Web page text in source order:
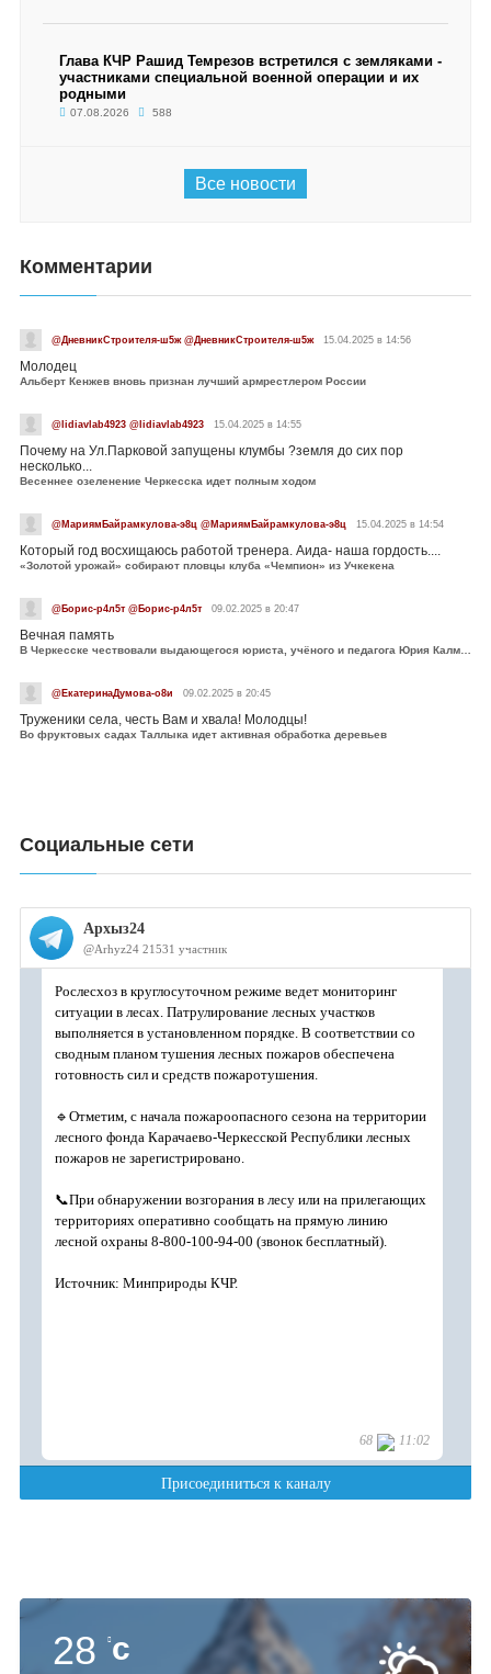
Глава КЧР Рашид Темрезов встретился с земляками -
участниками специальной военной операции и их
родными
07.08.2026 588
Все новости
Комментарии
@ДневникСтроителя-ш5ж @ДневникСтроителя-ш5ж 15.04.2025 в 14:56
Молодец
Альберт Кенжев вновь признан лучший армрестлером России
@lidiavlab4923 @lidiavlab4923 15.04.2025 в 14:55
Почему на Ул.Парковой запущены клумбы ?земля до сих пор
несколько...
Весеннее озеленение Черкесска идет полным ходом
@МариямБайрамкулова-э8ц @МариямБайрамкулова-э8ц 15.04.2025 в 14:54
Который год восхищаюсь работой тренера. Аида- наша гордость....
«Золотой урожай» собирают пловцы клуба «Чемпион» из Учкекена
@Борис-р4л5т @Борис-р4л5т 09.02.2025 в 20:47
Вечная память
В Черкесске чествовали выдающегося юриста, учёного и педагога Юрия Калмыкова
@ЕкатеринаДумова-о8и 09.02.2025 в 20:45
Труженики села, честь Вам и хвала! Молодцы!
Во фруктовых садах Таллыка идет активная обработка деревьев
Социальные сети
28 c